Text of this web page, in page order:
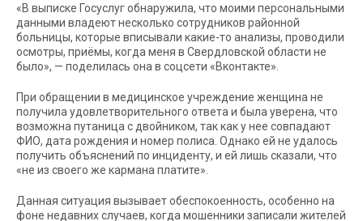
«В выписке Госуслуг обнаружила, что моими персональными
данными владеют несколько сотрудников районной
больницы, которые вписывали какие-то анализы, проводили
осмотры, приёмы, когда меня в Свердловской области не
было», — поделилась она в соцсети «Вконтакте».
При обращении в медицинское учреждение женщина не
получила удовлетворительного ответа и была уверена, что
возможна путаница с двойником, так как у нее совпадают
ФИО, дата рождения и номер полиса. Однако ей не удалось
получить объяснений по инциденту, и ей лишь сказали, что
«не из своего же кармана платите».
Данная ситуация вызывает обеспокоенность, особенно на
фоне недавних случаев, когда мошенники записали жителей